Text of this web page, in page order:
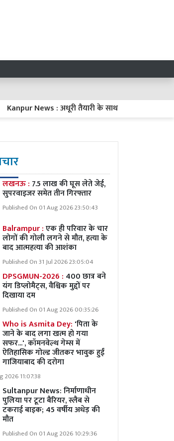
News : अधूरी तैयारी के साथ पहुंचे अधिकारी, नाराज
लखनऊ : 7.5 लाख की घूस लेते जेई,
सुपरवाइजर समेत तीन गिरफ्तार
Published On 01 Aug 2026 23:50:43
Balrampur :एक ही परिवार के चार
लोगों की गोली लगने से मौत, हत्या के
बाद आत्महत्या की आशंका
Published On 31 Jul 2026 23:05:04
DPSGMUN-2026 : 400 छात्र बने
यंग डिप्लोमैट्स, वैश्विक मुद्दों पर
दिखाया दम
Published On 01 Aug 2026 00:35:26
Who is Asmita Dey: 'पिता के
जाने के बाद लगा खत्म हो गया
सफर...', कॉमनवेल्थ गेम्स में
ऐतिहासिक गोल्ड जीतकर भावुक हुईं
गाजियाबाद की दरोगा
2026 11:07:38
Sultanpur News: निर्माणाधीन
पुलिया पर टूटा बैरियर, स्लैब से
टकराई बाइक; 45 वर्षीय अधेड़ की
मौत
Published On 01 Aug 2026 10:29:36